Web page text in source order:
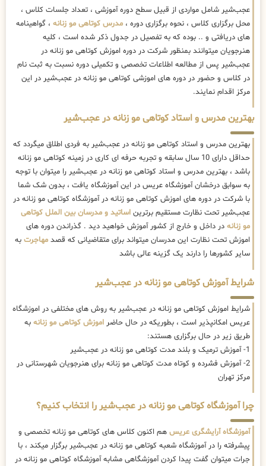
عجب‌شیر شامل مواردی از قبیل سطح دوره آموزشی ، تعداد جلسات کلاس ،
محل برگزاری کلاس ، نحوه برگزاری دوره ، مدرس کوتاهی مو زنانه ، گواهینامه
های دریافتی و .. بوده که به تفصیل در جدول ذکر شده است ، کلیه
هنرجویان میتوانند بمنظور شرکت در دوره اموزش کوتاهی مو زنانه در
عجب‌شیر پس از مطالعه اطلاعات تخصصی و تکمیلی دوره نسبت به ثبت نام
در کلاس و حضور در دوره های اموزشی کوتاهی مو زنانه در عجب‌شیر در این
مرکز اقدام نمایند.
بهترین مدرس و استاد کوتاهی مو زنانه در عجب‌شیر
بهترین مدرس و استاد کوتاهی مو زنانه در عجب‌شیر به فردی اطلاق میگردد که
حداقل دارای 10 سال سابقه و تجربه حرفه ای کاری در زمینه کوتاهی مو زنانه
باشد ، بهترین مدرس و استاد کوتاهی مو زنانه در عجب‌شیر را میتوان با توجه
به سوابق درخشان آموزشگاه عریس در این آموزشگاه یافت ، بدون شک شما
با شرکت در دوره های اموزش کوتاهی مو زنانه در آموزشگاه کوتاهی مو زنانه در
عجب‌شیر تحت نظارت مستقیم برترین اساتید و مدرسان بین الملل کوتاهی
مو زنانه در داخل و خارج از کشور آموزش خواهید دید . گذراندن دوره های
اموزش تحت نظارت این مدرسان میتواند برای متقاضیانی که قصد مهاجرت به
سایر کشورها را دارند یک گزینه عالی باشد
شرایط آموزش کوتاهی مو زنانه در عجب‌شیر
شرایط اموزش کوتاهی مو زنانه در عجب‌شیر به روش های مختلفی در اموزشگاه
عریس امکانپذیر است ، بطوریکه در حال حاضر اموزش کوتاهی مو زنانه به
طریق زیر در حال برگزاری هستند:
1- آموزش ترمیک و بلند مدت کوتاهی مو زنانه در عجب‌شیر
2- آموزش فشرده و کوتاه مدت کوتاهی مو زنانه برای هنرجویان شهرستانی در
مرکز تهران
چرا آموزشگاه کوتاهی مو زنانه در عجب‌شیر را انتخاب کنیم؟
آموزشگاه آرایشگری عریس هم اکنون کلاس های کوتاهی مو زنانه تخصصی و
پیشرفته را در آموزشگاه شعبه کوتاهی مو زنانه در عجب‌شیر برگزار میکند ، با
جرات میتوان گفت پیدا کردن آموزشگاهی مشابه آموزشگاه کوتاهی مو زنانه در